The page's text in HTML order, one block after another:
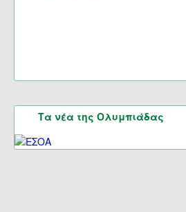
Τα νέα της Ολυμπιάδας